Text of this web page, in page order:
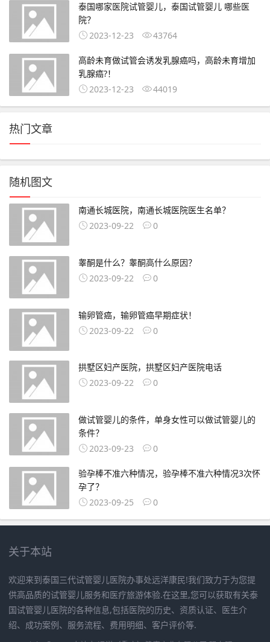
泰国哪家医院试管婴儿，泰国试管婴儿 哪些医
院？
2023-12-23
43764
高龄未育做试管会诱发乳腺癌吗，高龄未育增加
乳腺癌?！
2023-12-23
44019
热门文章
随机图文
南通长城医院，南通长城医院医生名单？
2023-09-22
0
睾酮是什么？睾酮高什么原因？
2023-09-22
0
输卵管癌，输卵管癌早期症状！
2023-09-22
0
拱墅区妇产医院，拱墅区妇产医院电话
2023-09-22
0
做试管婴儿的条件，单身女性可以做试管婴儿的
条件？
2023-09-23
0
验孕棒不准六种情况，验孕棒不准六种情况3次怀
孕了？
2023-09-25
0
关于本站
欢迎来到泰国三代试管婴儿医院办事处远洋康民!我们致力于为您提
供高品质的试管婴儿服务和医疗旅游体验.在这里,您可以获取有关泰
国试管婴儿医院的各种信息,包括医院的历史、资质认证、医生介
绍、成功案例、服务流程、费用明细、客户评价等.